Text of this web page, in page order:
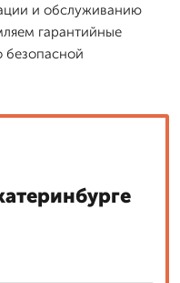
и обслуживанию
гарантийные
безопасной